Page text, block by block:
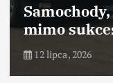
mimo
12 lipca, 2026